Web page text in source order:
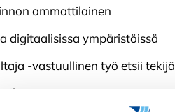
ammattilainen
digitaalisissa ympäristöissä
-vastuullinen työ etsii